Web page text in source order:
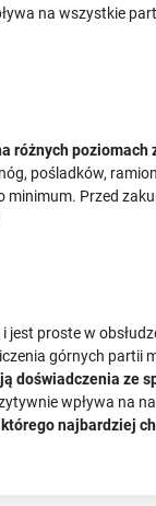
na wszystkie
różnych poziomach
pośladków,
Przed
jest proste w
górnych partii
doświadczenia ze
wpływa na
najbardziej